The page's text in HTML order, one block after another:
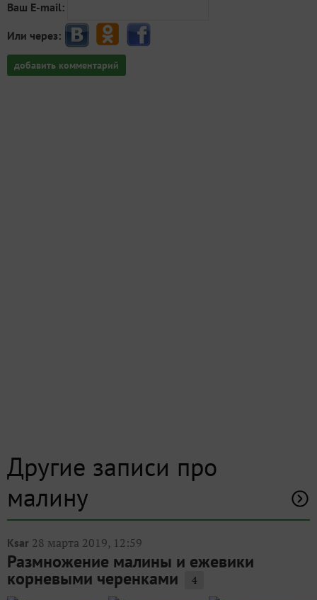
Ваш E-mail:
Или через:
добавить комментарий
Другие записи про
малину
Ksar 28 марта 2019, 12:59
Размножение малины и ежевики
корневыми черенками 4